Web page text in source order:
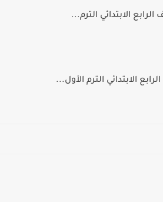
الابتدائي الترم الأول...